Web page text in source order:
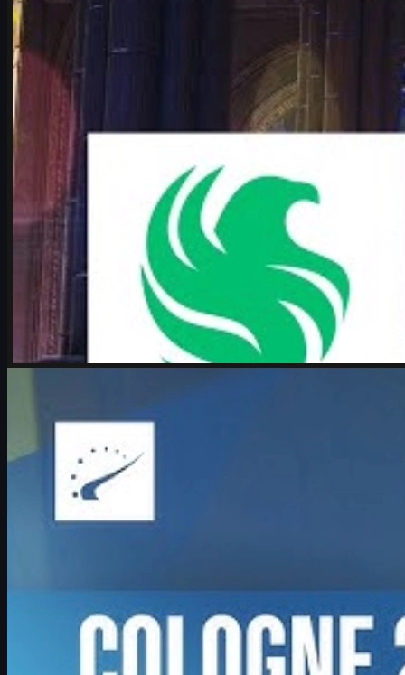
IEM Cologne Major 2026 e o que esperar taticamente deste
confronto histórico.
junho 17, 2026
Michael
Johnson
Counter-Strike 2junho 17, 2026
Boombl4 e o Major de Colônia: CS2, redenção e skins
Entrevista com Boombl4 sobre a campanha milagrosa da
BetBoom no IEM Cologne Major, sua redenção no CS2 e dicas
para jogadores e fãs de skins.